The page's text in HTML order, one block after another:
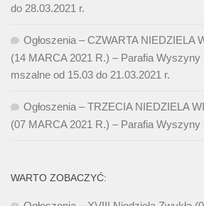
do 28.03.2021 r.
Ogłoszenia – CZWARTA NIEDZIELA
(14 MARCA 2021 R.) – Parafia Wyszyny
mszalne od 15.03 do 21.03.2021 r.
Ogłoszenia – TRZECIA NIEDZIELA
(07 MARCA 2021 R.) – Parafia Wyszyny
WARTO ZOBACZYĆ: